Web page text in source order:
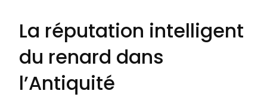
La réputation intelligent
du renard dans
l’Antiquité